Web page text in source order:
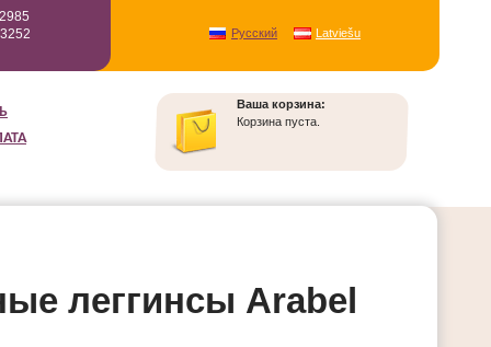
Ваша корзина:
Корзина пуста.
Русский Latviešu
леггинсы Arabel